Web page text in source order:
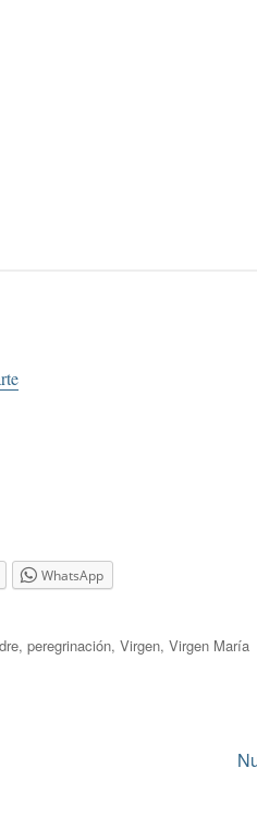
WhatsApp
, peregrinación, Virgen, Virgen María